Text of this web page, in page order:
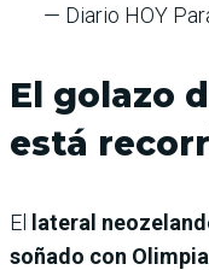
— Diario HOY
El golazo
está
El lateral
soñado con Olimpia